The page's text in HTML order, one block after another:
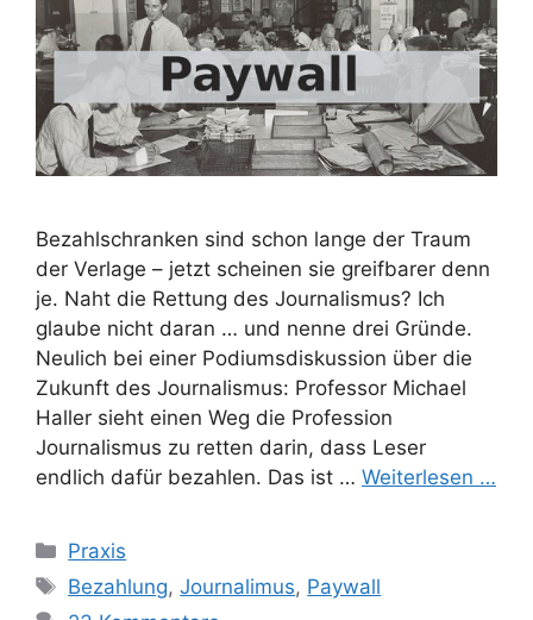
Bezahlschranken sind schon lange der Traum
der Verlage – jetzt scheinen sie greifbarer denn
je. Naht die Rettung des Journalismus? Ich
glaube nicht daran … und nenne drei Gründe.
Neulich bei einer Podiumsdiskussion über die
Zukunft des Journalismus: Professor Michael
Haller sieht einen Weg die Profession
Journalismus zu retten darin, dass Leser
endlich dafür bezahlen. Das ist … Weiterlesen …
Kategorien
Praxis
Schlagwörter
Bezahlung,Journalimus, Paywall